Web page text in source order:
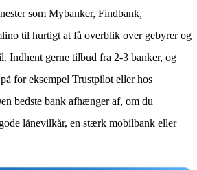
som Mybanker, Findbank,
til hurtigt at få overblik over gebyrer og
Indhent gerne tilbud fra 2-3 banker, og
for eksempel Trustpilot eller hos
bedste bank afhænger af, om du
lånevilkår, en stærk mobilbank eller